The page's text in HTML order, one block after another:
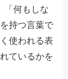
「何もしな
持つ言葉で
使われる表
ているかを